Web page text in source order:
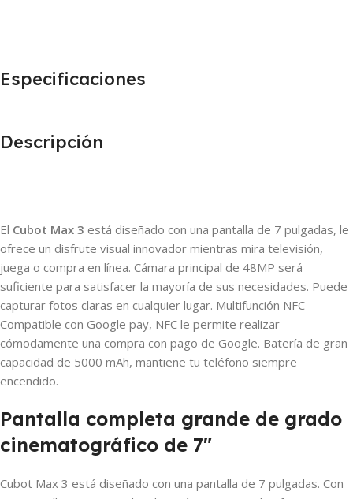
Descripción
El Cubot Max 3 está diseñado con una pantalla de 7 pulgadas, le
ofrece un disfrute visual innovador mientras mira televisión,
juega o compra en línea. Cámara principal de 48MP será
suficiente para satisfacer la mayoría de sus necesidades. Puede
capturar fotos claras en cualquier lugar. Multifunción NFC
Compatible con Google pay, NFC le permite realizar
cómodamente una compra con pago de Google. Batería de gran
capacidad de 5000 mAh, mantiene tu teléfono siempre
encendido.
Pantalla completa grande de grado
cinematográfico de 7″
Cubot Max 3 está diseñado con una pantalla de 7 pulgadas. Con
Especificaciones